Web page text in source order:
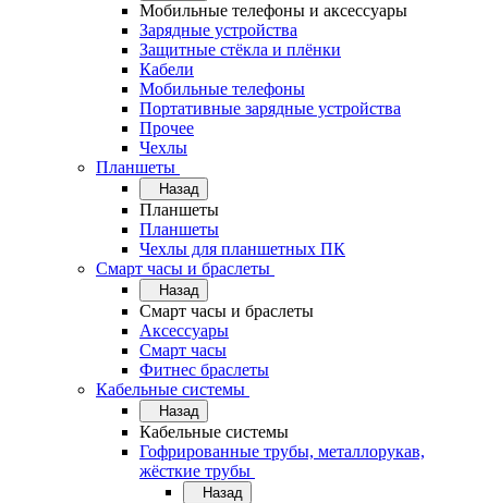
Мобильные телефоны и аксессуары
Зарядные устройства
Защитные стёкла и плёнки
Кабели
Мобильные телефоны
Портативные зарядные устройства
Прочее
Чехлы
Планшеты
Назад
Планшеты
Планшеты
Чехлы для планшетных ПК
Смарт часы и браслеты
Назад
Смарт часы и браслеты
Аксессуары
Смарт часы
Фитнес браслеты
Кабельные системы
Назад
Кабельные системы
Гофрированные трубы, металлорукав,
жёсткие трубы
Назад